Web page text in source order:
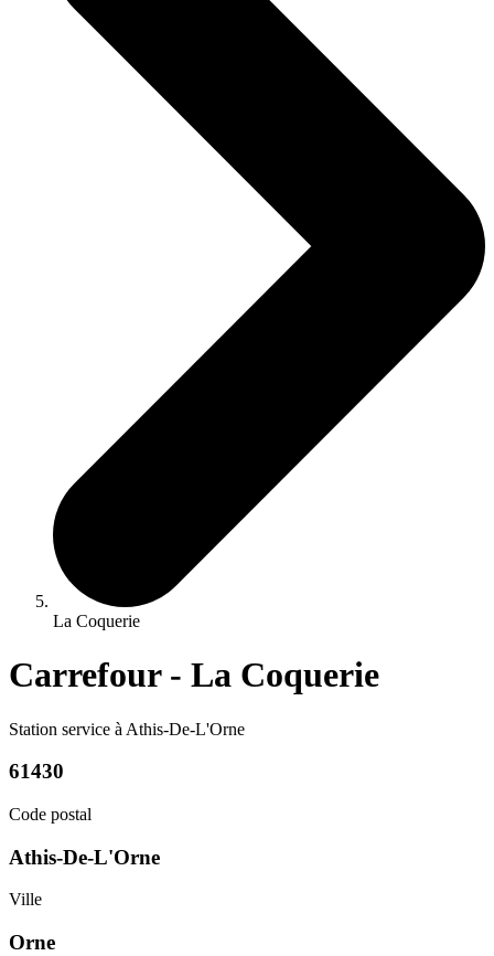
La Coquerie
Carrefour - La Coquerie
Station service à Athis-De-L'Orne
61430
Code postal
Athis-De-L'Orne
Ville
Orne